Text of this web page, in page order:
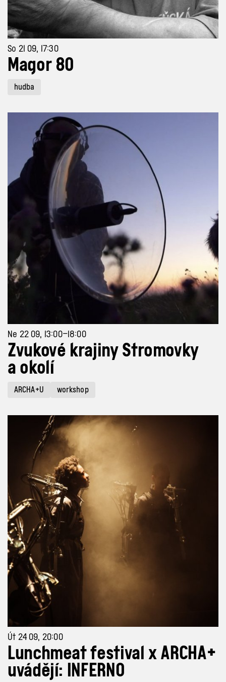
So 21 09, 17:30
Magor 80
hudba
Ne 22 09, 13:00–18:00
Zvukové krajiny Stromovky
a okolí
ARCHA+U workshop
Út 24 09, 20:00
Lunchmeat festival x ARCHA+
uvádějí: INFERNO